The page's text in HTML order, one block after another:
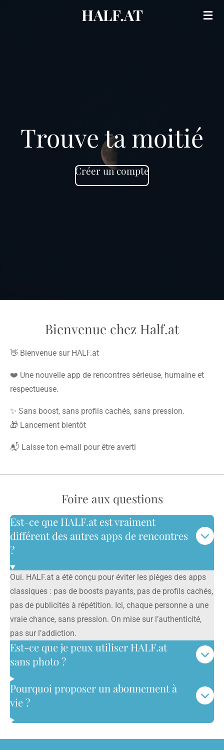
HALF.AT
Trouve ta moitié
Créer un compte
Bienvenue chez Half.at
👋 Bienvenue sur HALF.at
❤️ Une nouvelle app de rencontres sérieuse, humaine et
respectueuse.
✨ Sans boost, sans profils cachés, sans pression.
🎁 Lancement bientôt
📬 Laisse ton e-mail pour être averti
Foire aux questions
Est-ce que HALF.at est vraiment
différent des autres apps de rencontres
?
Oui. HALF.at a été conçu pour éviter les pièges des apps
classiques : pas de boosts payants, pas de profils cachés,
pas de publicités à répétition. Ici, chaque personne a une
vraie chance, sans pression. On mise sur l’authenticité,
pas sur l’addiction.
Est-ce que je peux utiliser HALF.at
sans photo ?
Pourquoi proposer un abonnement à
vie ?